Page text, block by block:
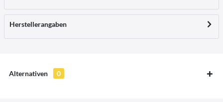
Herstellerangaben
Alternativen 0